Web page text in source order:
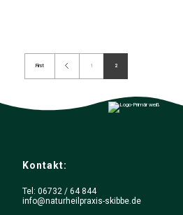
First 1 2
Kontakt:
Tel: 06732 / 64 844
info@naturheilpraxis-skibbe.de